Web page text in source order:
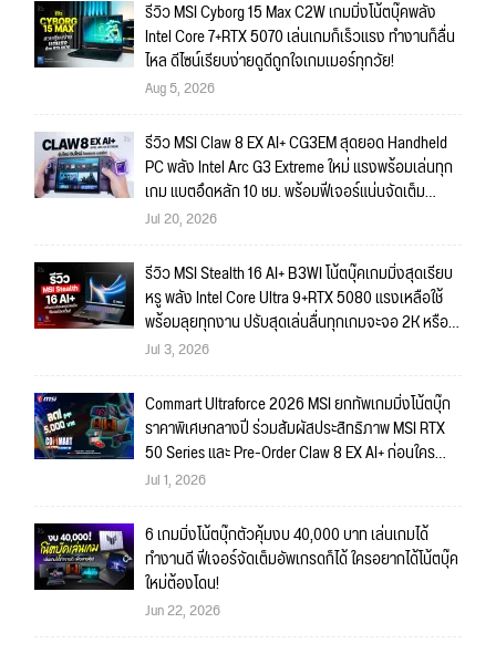
รีวิว MSI Cyborg 15 Max C2W เกมมิ่งโน้ตบุ๊คพลัง
Intel Core 7+RTX 5070 เล่นเกมก็เร็วแรง ทำงานก็ลื่น
ไหล ดีไซน์เรียบง่ายดูดีถูกใจเกมเมอร์ทุกวัย!
Aug 5, 2026
รีวิว MSI Claw 8 EX AI+ CG3EM สุดยอด Handheld
PC พลัง Intel Arc G3 Extreme ใหม่ แรงพร้อมเล่นทุก
เกม แบตอึดหลัก 10 ชม. พร้อมฟีเจอร์แน่นจัดเต็ม
ถึงใจ!!
Jul 20, 2026
รีวิว MSI Stealth 16 AI+ B3WI โน้ตบุ๊คเกมมิ่งสุดเรียบ
หรู พลัง Intel Core Ultra 9+RTX 5080 แรงเหลือใช้
พร้อมลุยทุกงาน ปรับสุดเล่นลื่นทุกเกมจะจอ 2K หรือ
4K ก็สบายมาก!!
Jul 3, 2026
Commart Ultraforce 2026 MSI ยกทัพเกมมิ่งโน้ตบุ๊ก
ราคาพิเศษกลางปี ร่วมสัมผัสประสิทธิภาพ MSI RTX
50 Series และ Pre-Order Claw 8 EX AI+ ก่อนใคร
พร้อมของรางวัลเข้าร่วมกิจกรรมในงาน!
Jul 1, 2026
6 เกมมิ่งโน้ตบุ๊กตัวคุ้มงบ 40,000 บาท เล่นเกมได้
ทำงานดี ฟีเจอร์จัดเต็มอัพเกรดก็ได้ ใครอยากได้โน้ตบุ๊ค
ใหม่ต้องโดน!
Jun 22, 2026